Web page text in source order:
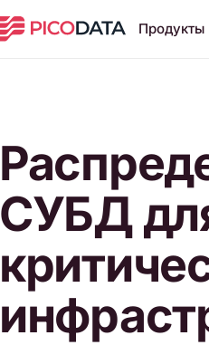
Продукты
СУБД